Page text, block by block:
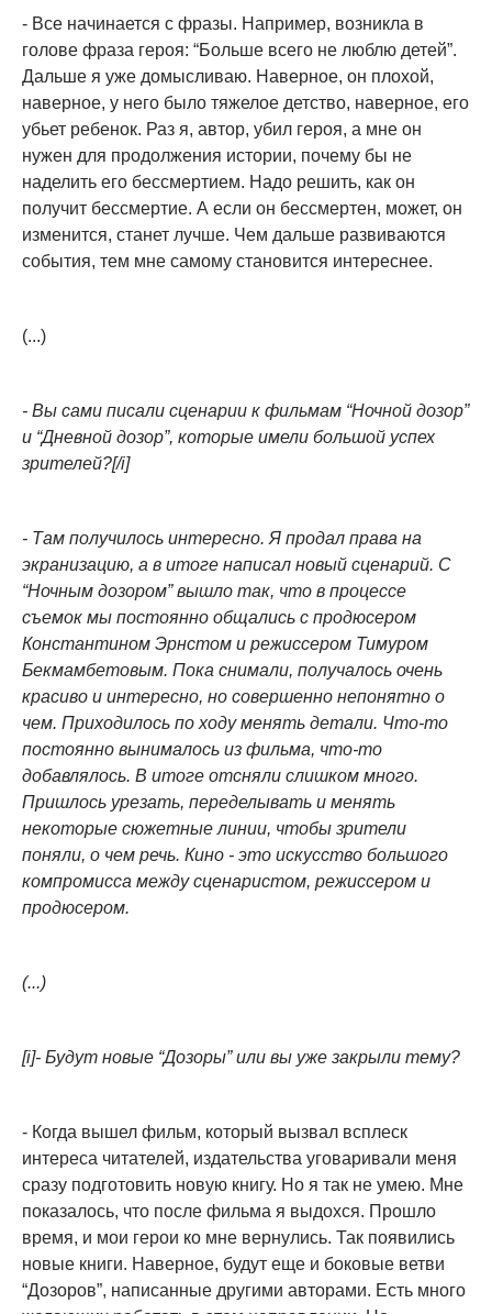
- Все начинается с фразы. Например, возникла в
голове фраза героя: “Больше всего не люблю детей”.
Дальше я уже домысливаю. Наверное, он плохой,
наверное, у него было тяжелое детство, наверное, его
убьет ребенок. Раз я, автор, убил героя, а мне он
нужен для продолжения истории, почему бы не
наделить его бессмертием. Надо решить, как он
получит бессмертие. А если он бессмертен, может, он
изменится, станет лучше. Чем дальше развиваются
события, тем мне самому становится интереснее.
(...)
- Вы сами писали сценарии к фильмам “Ночной дозор”
и “Дневной дозор”, которые имели большой успех
зрителей?[/i]
- Там получилось интересно. Я продал права на
экранизацию, а в итоге написал новый сценарий. С
“Ночным дозором” вышло так, что в процессе
съемок мы постоянно общались с продюсером
Константином Эрнстом и режиссером Тимуром
Бекмамбетовым. Пока снимали, получалось очень
красиво и интересно, но совершенно непонятно о
чем. Приходилось по ходу менять детали. Что-то
постоянно вынималось из фильма, что-то
добавлялось. В итоге отсняли слишком много.
Пришлось урезать, переделывать и менять
некоторые сюжетные линии, чтобы зрители
поняли, о чем речь. Кино - это искусство большого
компромисса между сценаристом, режиссером и
продюсером.
(...)
[i]- Будут новые “Дозоры” или вы уже закрыли тему?
- Когда вышел фильм, который вызвал всплеск
интереса читателей, издательства уговаривали меня
сразу подготовить новую книгу. Но я так не умею. Мне
показалось, что после фильма я выдохся. Прошло
время, и мои герои ко мне вернулись. Так появились
новые книги. Наверное, будут еще и боковые ветви
“Дозоров”, написанные другими авторами. Есть много